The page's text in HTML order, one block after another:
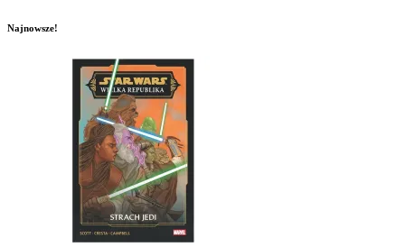
Najnowsze!